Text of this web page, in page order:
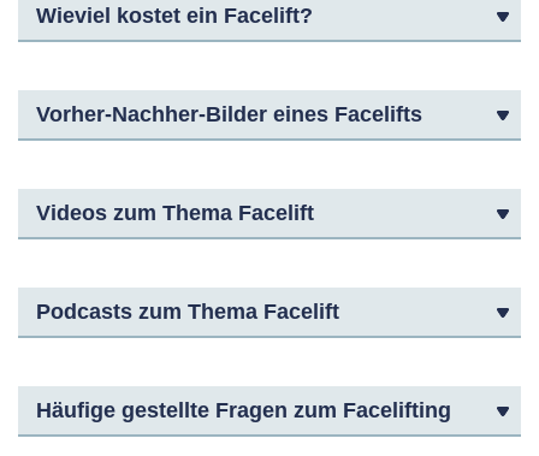
Wieviel kostet ein Facelift?
Vorher-Nachher-Bilder eines Facelifts
Videos zum Thema Facelift
Podcasts zum Thema Facelift
Häufige gestellte Fragen zum Facelifting